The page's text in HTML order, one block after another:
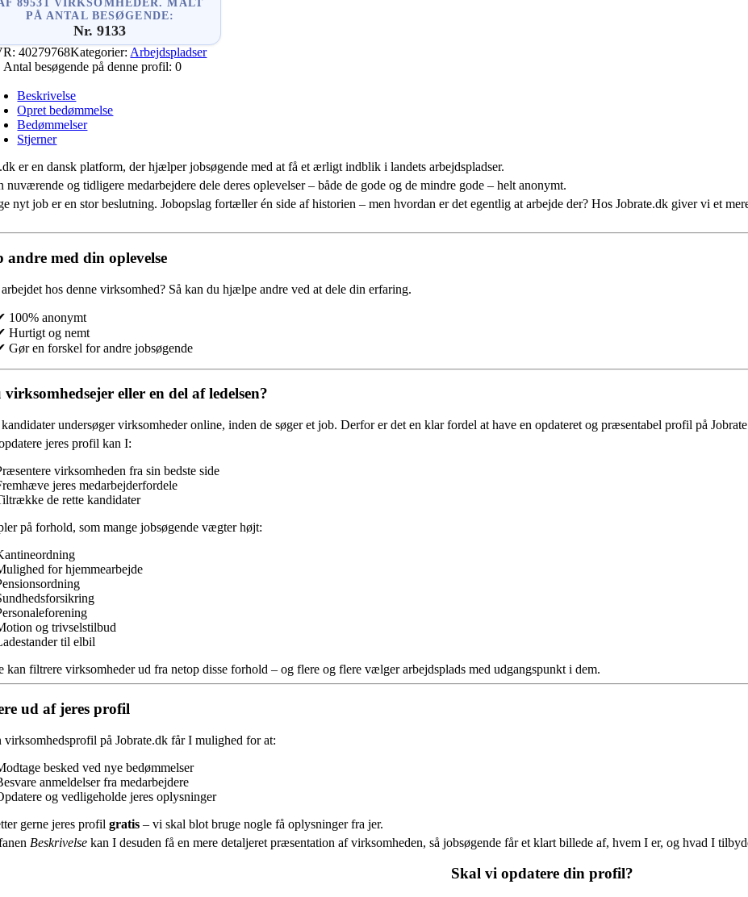
89531 VIRKSOMHEDER. MÅLT
PÅ ANTAL BESØGENDE:
Nr. 9133
40279768Kategorier: Arbejdspladser
Antal besøgende på denne profil: 0
Beskrivelse
Opret bedømmelse
Bedømmelser
Stjerner
er en dansk platform, der hjælper jobsøgende med at få et ærligt indblik i landets arbejdspladser.
nuværende og tidligere medarbejdere dele deres oplevelser – både de gode og de mindre gode – helt anonymt.
nyt job er en stor beslutning. Jobopslag fortæller én side af historien – men hvordan er det egentlig at arbejde der? Hos Jobrate.dk giver vi et
med din oplevelse
hos denne virksomhed?Så kan du hjælpe andre ved at dele din erfaring.
100% anonymt
Hurtigt og nemt
Gør en forskel for andre jobsøgende
eller en del af ledelsen?
undersøger virksomheder online, inden de søger et job. Derfor er det en klar fordel at have en opdateret og præsentabel profil på
jeres profil kan I:
virksomheden fra sin bedste side
jeres medarbejderfordele
de rette kandidater
på forhold, som mange jobsøgende vægter højt:
for hjemmearbejde
og trivselstilbud
til elbil
kan filtrere virksomheder ud fra netop disse forhold – og flere og flere vælger arbejdsplads med udgangspunkt i dem.
ud af jeres profil
virksomhedsprofil på Jobrate.dk får I mulighed for at:
besked ved nye bedømmelser
anmeldelser fra medarbejdere
og vedligeholde jeres oplysninger
gerne jeres profil gratis– vi skal blot bruge nogle få oplysninger fra jer.
Beskrivelsekan I desuden få en mere detaljeret præsentation af virksomheden, så jobsøgende får et klart billede af, hvem I er, og hvad I
Skal vi opdatere din profil?